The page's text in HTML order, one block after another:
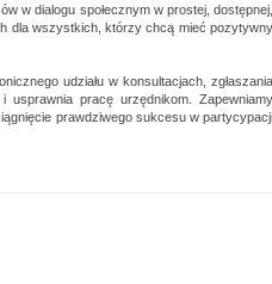
w dialogu społecznym w prostej, dostępnej,
dla wszystkich, którzy chcą mieć pozytywny
udziału w konsultacjach, zgłaszania
usprawnia pracę urzędnikom. Zapewniamy
prawdziwego sukcesu w partycypacji